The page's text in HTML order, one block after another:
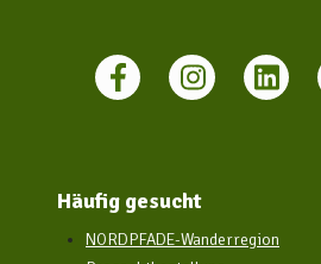
Häufig gesucht
NORDPFADE-Wanderregion